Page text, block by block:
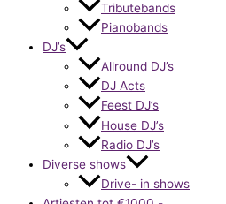
Tributebands
Pianobands
DJ’s
Allround DJ’s
DJ Acts
Feest DJ’s
House DJ’s
Radio DJ’s
Diverse shows
Drive- in shows